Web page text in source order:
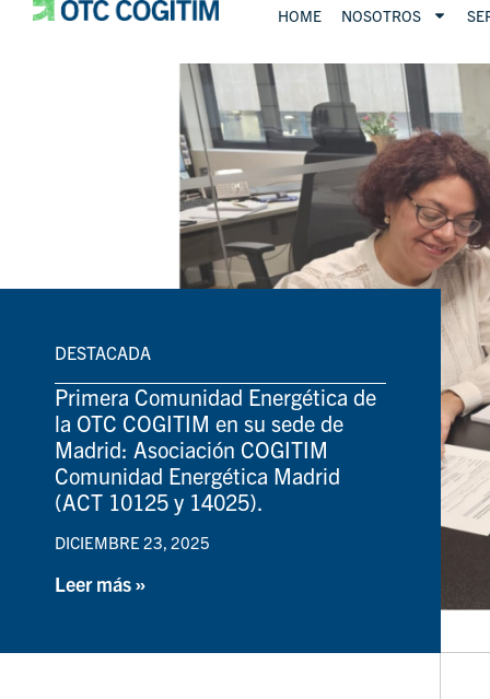
HOME NOSOTROS
DESTACADA
Primera Comunidad Energética de
la OTC COGITIM en su sede de
Madrid: Asociación COGITIM
Comunidad Energética Madrid
(ACT 10125 y 14025).
DICIEMBRE 23, 2025
Leer más »